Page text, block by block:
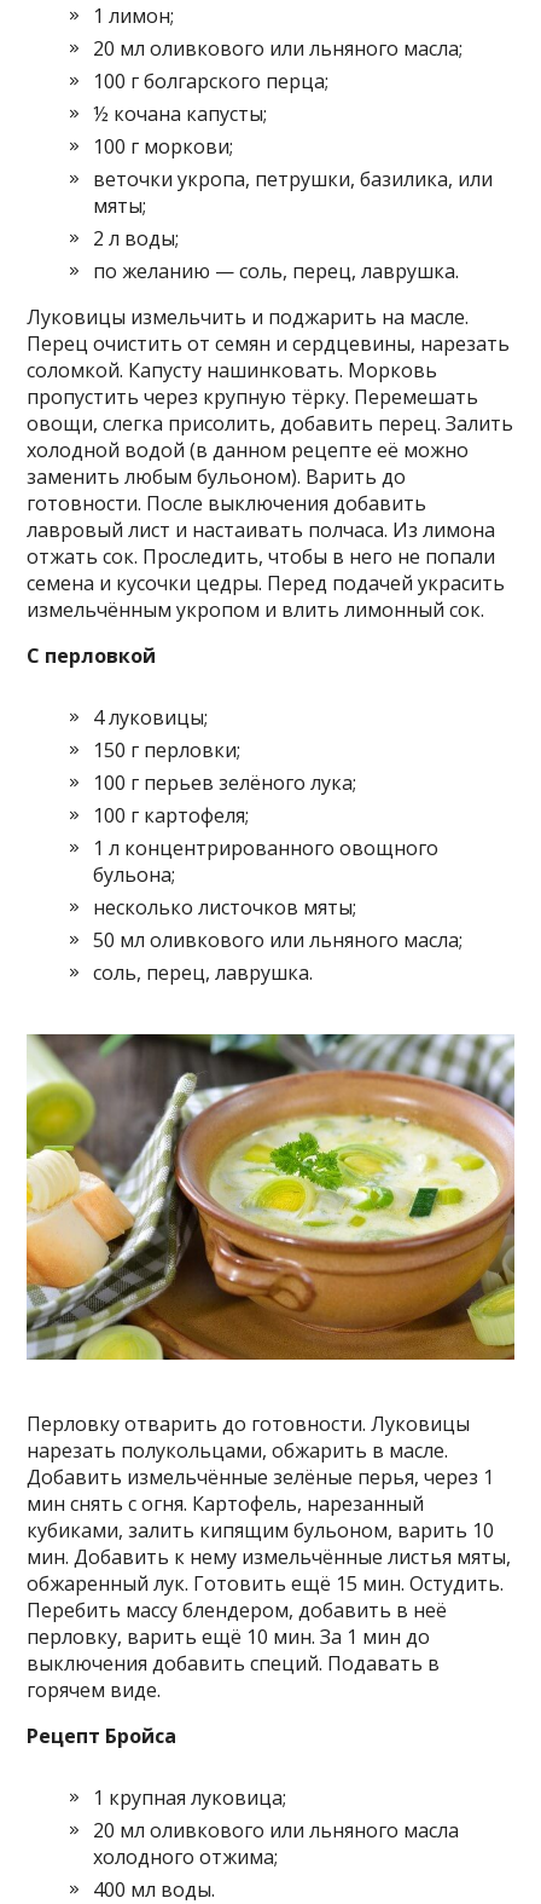
1 лимон;
20 мл оливкового или льняного масла;
100 г болгарского перца;
½ кочана капусты;
100 г моркови;
веточки укропа, петрушки, базилика, или
мяты;
2 л воды;
по желанию — соль, перец, лаврушка.
Луковицы измельчить и поджарить на масле.
Перец очистить от семян и сердцевины, нарезать
соломкой. Капусту нашинковать. Морковь
пропустить через крупную тёрку. Перемешать
овощи, слегка присолить, добавить перец. Залить
холодной водой (в данном рецепте её можно
заменить любым бульоном). Варить до
готовности. После выключения добавить
лавровый лист и настаивать полчаса. Из лимона
отжать сок. Проследить, чтобы в него не попали
семена и кусочки цедры. Перед подачей украсить
измельчённым укропом и влить лимонный сок.
С перловкой
4 луковицы;
150 г перловки;
100 г перьев зелёного лука;
100 г картофеля;
1 л концентрированного овощного
бульона;
несколько листочков мяты;
50 мл оливкового или льняного масла;
соль, перец, лаврушка.
Перловку отварить до готовности. Луковицы
нарезать полукольцами, обжарить в масле.
Добавить измельчённые зелёные перья, через 1
мин снять с огня. Картофель, нарезанный
кубиками, залить кипящим бульоном, варить 10
мин. Добавить к нему измельчённые листья мяты,
обжаренный лук. Готовить ещё 15 мин. Остудить.
Перебить массу блендером, добавить в неё
перловку, варить ещё 10 мин. За 1 мин до
выключения добавить специй. Подавать в
горячем виде.
Рецепт Бройса
1 крупная луковица;
20 мл оливкового или льняного масла
холодного отжима;
400 мл воды.